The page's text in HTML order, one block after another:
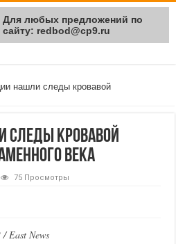
Red
нашли следы кровавой
следы кровавой
века
75 Просмотры
East News
Для любых предложений по
сайту: redbod@cp9.ru